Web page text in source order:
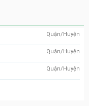
Quận/Huyện
Quận/Huyện
Quận/Huyện